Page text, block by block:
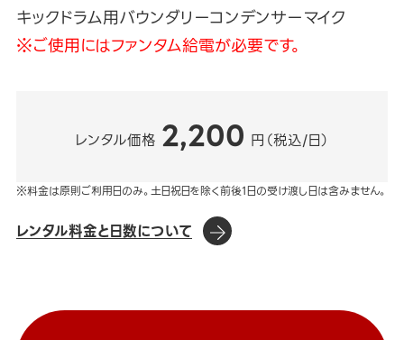
キックドラム用バウンダリーコンデンサーマイク
※ご使用にはファンタム給電が必要です。
レンタル価格 2,200 円（税込/日）
※料金は原則ご利用日のみ。土日祝日を除く前後1日の受け渡し日は含みません。
レンタル料金と日数について